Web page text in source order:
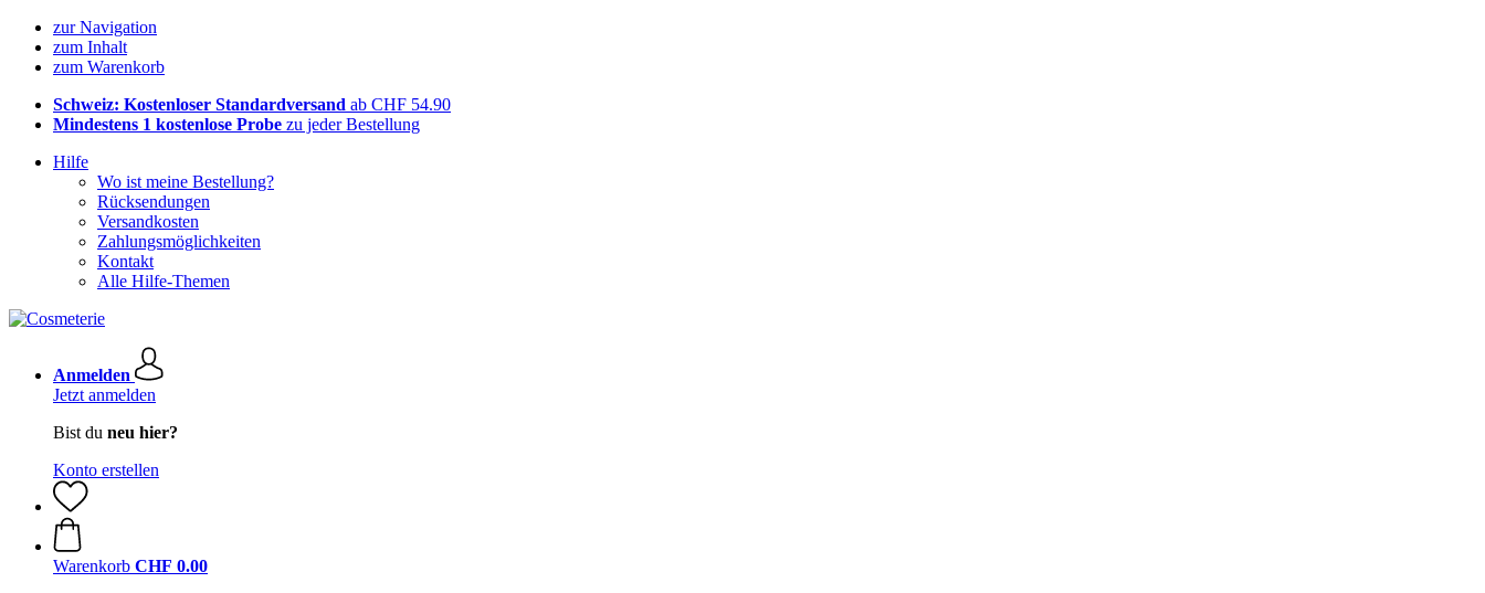
zur Navigation
zum Inhalt
zum Warenkorb
Schweiz: Kostenloser Standardversand ab CHF 54.90
Mindestens 1 kostenlose Probe zu jeder Bestellung
Hilfe
Wo ist meine Bestellung?
Rücksendungen
Versandkosten
Zahlungsmöglichkeiten
Kontakt
Alle Hilfe-Themen
Anmelden
Jetzt anmelden
Bist du neu hier?
Konto erstellen
Warenkorb CHF 0.00